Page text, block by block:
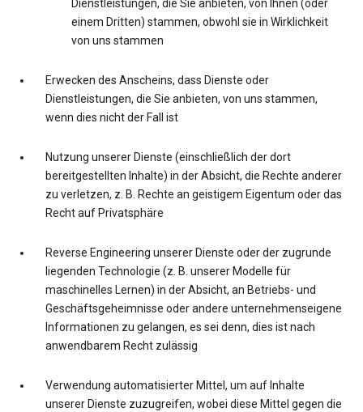
Dienstleistungen, die Sie anbieten, von Ihnen (oder
einem Dritten) stammen, obwohl sie in Wirklichkeit
von uns stammen
Erwecken des Anscheins, dass Dienste oder
Dienstleistungen, die Sie anbieten, von uns stammen,
wenn dies nicht der Fall ist
Nutzung unserer Dienste (einschließlich der dort
bereitgestellten Inhalte) in der Absicht, die Rechte anderer
zu verletzen, z. B. Rechte an geistigem Eigentum oder das
Recht auf Privatsphäre
Reverse Engineering unserer Dienste oder der zugrunde
liegenden Technologie (z. B. unserer Modelle für
maschinelles Lernen) in der Absicht, an Betriebs- und
Geschäftsgeheimnisse oder andere unternehmenseigene
Informationen zu gelangen, es sei denn, dies ist nach
anwendbarem Recht zulässig
Verwendung automatisierter Mittel, um auf Inhalte
unserer Dienste zuzugreifen, wobei diese Mittel gegen die